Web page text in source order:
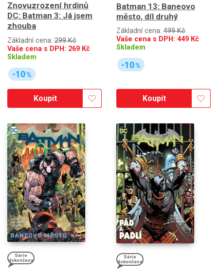
Znovuzrození hrdinů
DC: Batman 3: Já jsem
zhouba
Základní cena: 299 Kč
Vaše cena s DPH: 269 Kč
Skladem
-10%
Koupit
Batman 13: Baneovo
město, díl druhý
Základní cena: 499 Kč
Vaše cena s DPH: 449 Kč
Skladem
-10%
Koupit
Série
dokončena
Série
dokončena